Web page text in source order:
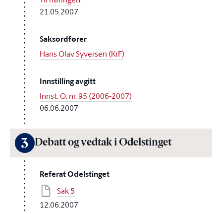
21.05.2007
Saksordfører
Hans Olav Syversen (KrF)
Innstilling avgitt
Innst. O. nr. 95 (2006-2007)
06.06.2007
3 Debatt og vedtak i Odelstinget
Referat Odelstinget
Sak 5
12.06.2007